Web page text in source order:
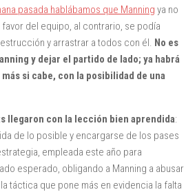
pasada hablábamos que Manning ya no
del equipo, al contrario, se podía
y arrastrar a todos con él. No es
y dejar el partido de lado; ya habrá
si cabe, con la posibilidad de una
llegaron con la lección bien aprendida:
de lo posible y encargarse de los pases
empleada este año para
esperado, obligando a Manning a abusar
táctica que pone más en evidencia la falta